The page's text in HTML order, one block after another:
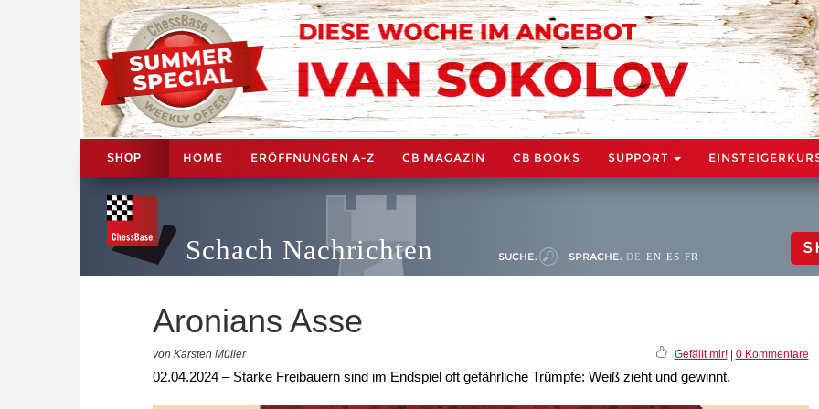
SHOP HOME ERÖFFNUNGEN A-Z CB MAGAZIN CB BOOKS SUPPORT
Schach Nachrichten SUCHE: SPRACHE: DE EN ES FR
Aronians Asse
von Karsten Müller Gefällt mir!| 0 Kommentare
02.04.2024 – Starke Freibauern sind im Endspiel oft gefährliche Trümpfe: Weiß zieht und gewinnt.